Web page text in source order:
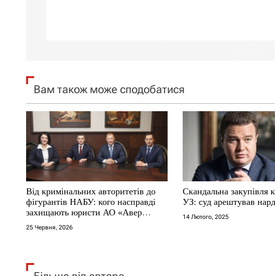
а
ц
і
я
а
п
и
с
і
в
Вам також може сподобатися
Від кримінальних авторитетів до
фігурантів НАБУ: кого насправді
захищають юристи АО «Авер
Лекс», старшим партнером якого є
адвокат Януковича Віталій Сердюк
25 Червня, 2026
Скандальна закупівля
УЗ: суд арештував
14 Лютого, 2025